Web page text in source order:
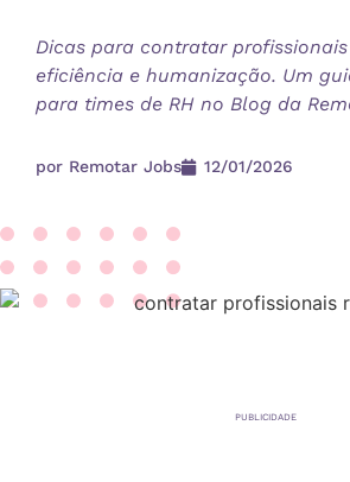
Dicas para contratar
eficiência e humanização. Um
para times de RH no Blog da
por Remotar Jobs 12/01/2026
PUBLICIDADE